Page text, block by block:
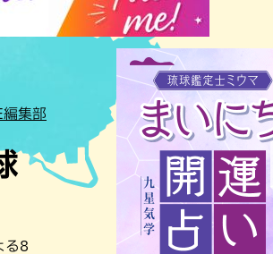
北部離島
集部
る8